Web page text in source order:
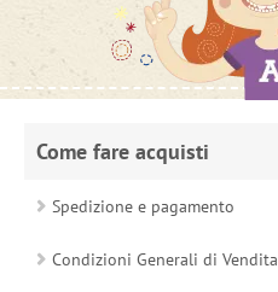
Come fare acquisti
Spedizione e pagamento
Condizioni Generali di Vendita